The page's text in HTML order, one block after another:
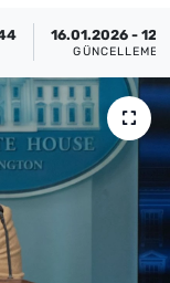
16.01.2026 -
GÜNCELLEME